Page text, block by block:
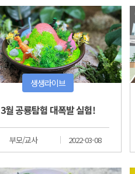
생생라이브
3월 공룡탐험 대폭발 실험!
부모/교사 2022-03-08